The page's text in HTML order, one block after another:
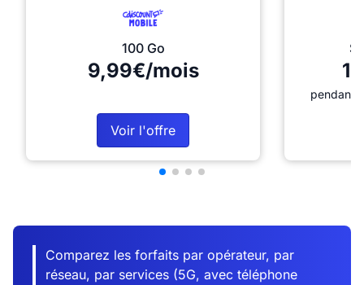
100 Go
9,99€/mois
Voir l'offre
pendant
Comparez les forfaits par opérateur, par
réseau, par services (5G, avec téléphone